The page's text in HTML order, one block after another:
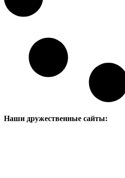
Наши дружественные сайты: